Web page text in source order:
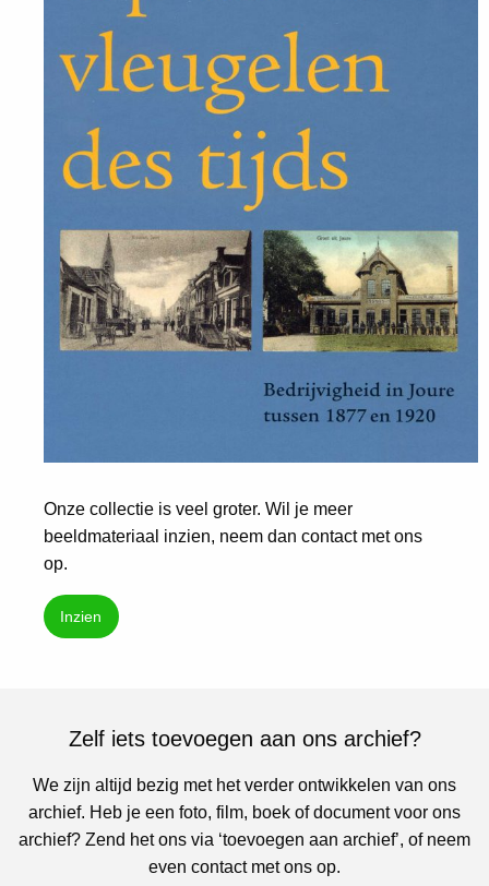
Onze collectie is veel groter. Wil je meer
beeldmateriaal inzien, neem dan contact met ons
op.
Inzien
Zelf iets toevoegen aan ons archief?
We zijn altijd bezig met het verder ontwikkelen van ons
archief. Heb je een foto, film, boek of document voor ons
archief? Zend het ons via ‘toevoegen aan archief’, of neem
even contact met ons op.